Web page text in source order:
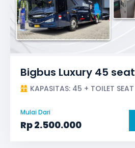
Bigbus Luxury 45 seat
KAPASITAS: 45 + TOILET SEAT
Mulai Dari
Rp2.500.000